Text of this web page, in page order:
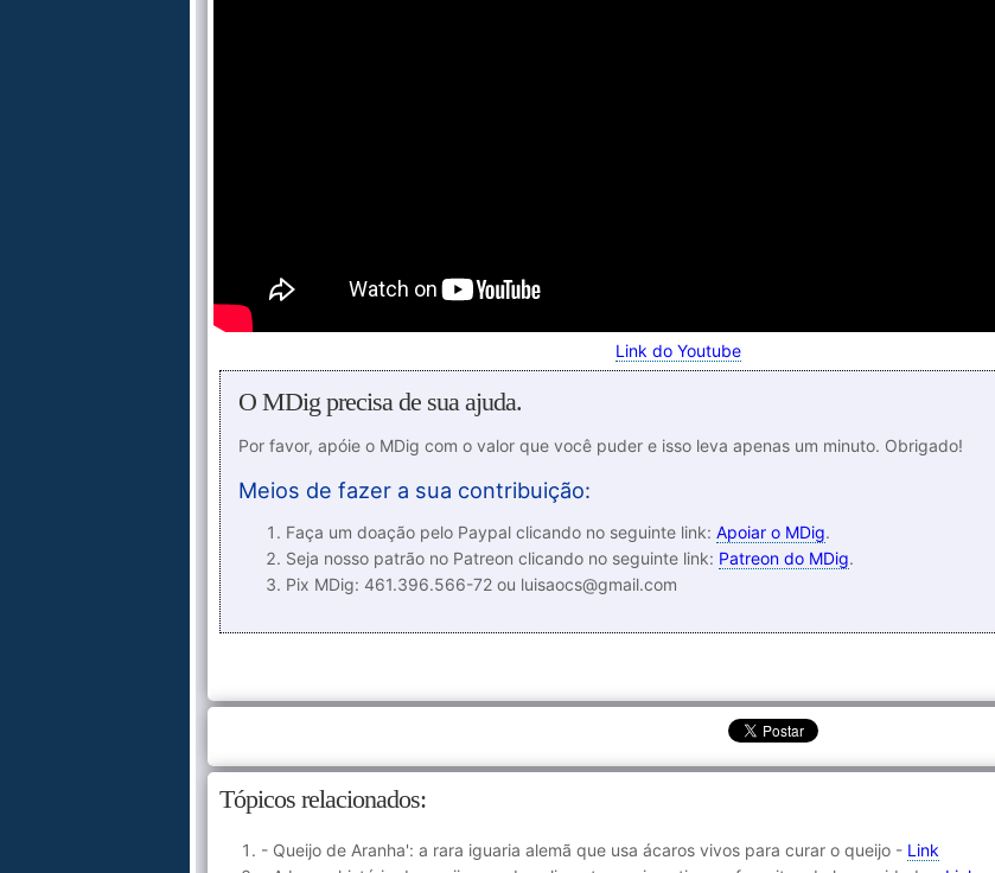
Link do Youtube
O MDig precisa de sua ajuda.
Por favor, apóie o MDig com o valor que você puder e isso leva apenas um minuto. Obrigado!
Meios de fazer a sua contribuição:
Faça um doação pelo Paypal clicando no seguinte link: Apoiar o MDig.
Seja nosso patrão no Patreon clicando no seguinte link: Patreon do MDig.
Pix MDig: 461.396.566-72 ou luisaocs@gmail.com
Tópicos relacionados:
- Queijo de Aranha': a rara iguaria alemã que usa ácaros vivos para curar o queijo - Link